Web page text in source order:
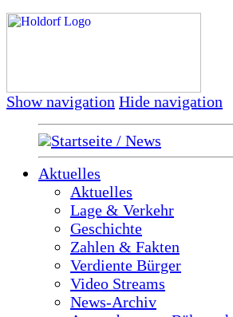
Show navigation Hide navigation
Startseite / News
Aktuelles
Aktuelles
Lage & Verkehr
Geschichte
Zahlen & Fakten
Verdiente Bürger
Video Streams
News-Archiv